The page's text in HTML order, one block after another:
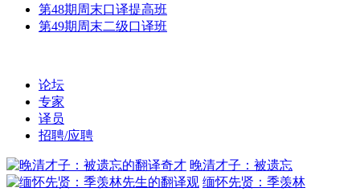
第48期周末口译提高班
第49期周末二级口译班
论坛
专家
译员
招聘/应聘
晚清才子：被遗忘
缅怀先贤：季羡林